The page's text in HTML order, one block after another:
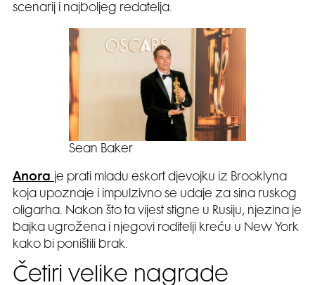
scenarij i najboljeg redatelja.
Sean Baker
Anora je prati mladu eskort djevojku iz Brooklyna
koja upoznaje i impulzivno se udaje za sina ruskog
oligarha. Nakon što ta vijest stigne u Rusiju, njezina je
bajka ugrožena i njegovi roditelji kreću u New York
kako bi poništili brak.
Četiri velike nagrade